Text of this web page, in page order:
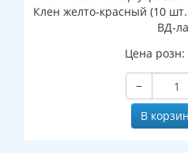
Клен желто-красный (10
ВД-
Цена розн:
−
В